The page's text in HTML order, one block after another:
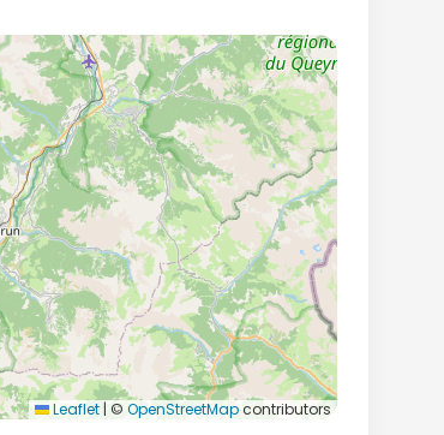
Leaflet | © OpenStreetMapcontributors